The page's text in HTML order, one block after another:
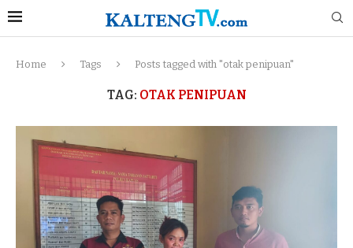
Home Tags Posts tagged with "otak penipuan"
TAG: OTAK PENIPUAN